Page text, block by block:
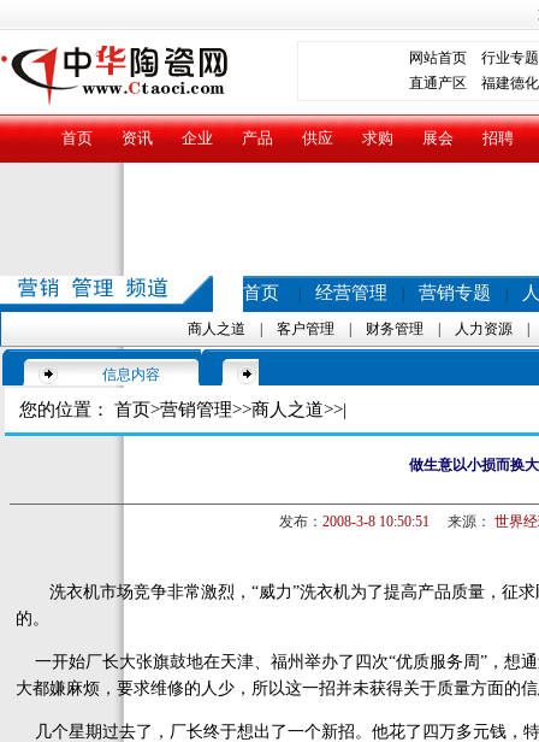
网站首页
行业专题
直通产区 福建德化
首页 资讯 企业 产品 供应 求购 展会 招聘
首页 经营管理 营销专题
商人之道 客户管理 财务管理 人力资源
信息内容
您的位置： 首页>营销管理>>商人之道>>|
做生意以小损而换
发布： 2008-3-8 10:50:51来源： 世界
洗衣机市场竞争非常激烈，“威力”洗衣机为了提高产品质量，征求
的。
一开始厂长大张旗鼓地在天津、福州举办了四次“优质服务周”，想
大都嫌麻烦，要求维修的人少，所以这一招并未获得关于质量方面的
几个星期过去了，厂长终于想出了一个新招。他花了四万多元钱，